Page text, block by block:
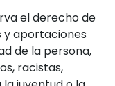
el derecho de
aportaciones
de la persona,
racistas,